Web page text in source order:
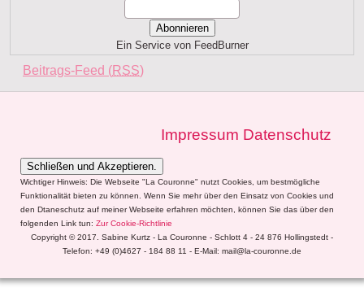
Ein Service von FeedBurner
Beitrags-Feed (RSS)
Impressum Datenschutz
Wichtiger Hinweis: Die Webseite "La Couronne" nutzt Cookies, um bestmögliche
Funktionalität bieten zu können. Wenn Sie mehr über den Einsatz von Cookies und
den Dtaneschutz auf meiner Webseite erfahren möchten, können Sie das über den
folgenden Link tun: Zur Cookie-Richtlinie
Copyright © 2017. Sabine Kurtz - La Couronne - Schlott 4 - 24 876 Hollingstedt -
Telefon: +49 (0)4627 - 184 88 11 - E-Mail: mail@la-couronne.de